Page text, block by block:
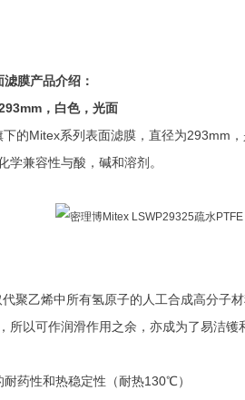
滤膜产品介绍：
，白色，光面
的Mitex系列表面滤膜，直径为293mm
兼容性与酸，碱和溶剂。
聚乙烯中所有氢原子的人工合成高分
以可作润滑作用之余，亦成为了易洁镬
药性和热稳定性（耐热130℃）